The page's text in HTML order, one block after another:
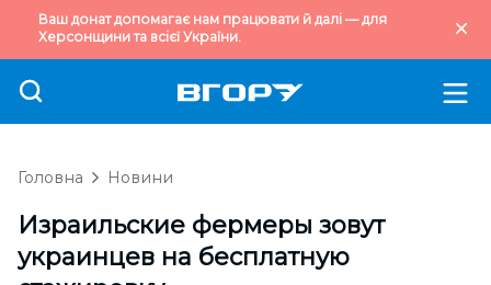
Ваш донат допомагає нам працювати й далі — для
Херсонщини та всієї України.
Головна Новини
Израильские фермеры зовут
украинцев на бесплатную